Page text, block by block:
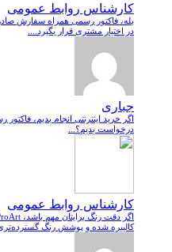
کارشناس روابط عمومی
بله، فاکتور رسمی همراه سفارش
در اختیار مشتری قرار بگیرد....
جباری
اگر خرید اینترنتی انجام بدیم،
درخواست بدیم؟...
کارشناس روابط عمومی
کالیبره شده و پوشش رنگ گسترده‌تری